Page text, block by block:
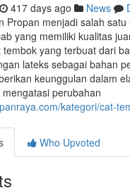
417 days ago News
Propan menjadi salah
yang memiliki kualitas
yang terbuat dari
lateks sebagai bahan
keunggulan dalam
perubahan
kategori/cat-
Who Upvoted